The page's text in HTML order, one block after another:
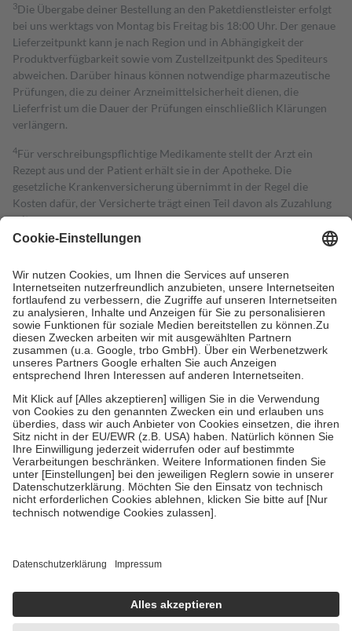
3Die Übergabe deiner Bestellung an den Paketdienstleister erfolgt
bei uns werktags von Montag bis Freitag bis 18:00 Uhr. Der genaue
Lieferzeitpunkt kann je nach Region und in Abhängigkeit der
Produktverfügbarkeit sowie vom Zustellzeitpunkt des Spediteurs
abweichen. Darüber hinaus können notwendige pharmazeutische
Prüfungen, die zu deiner Arzneimittelsicherheit dienen, die
Lieferfrist um die Dauer der Prüfungen einschließlich Klärungen
verlängern.
4Für verschreibungspflichtige Medikamente stellt der Arzt ein
Rezept aus und der Patient erhält sie in der Apotheke. Die
gesetzliche Krankenversicherung übernimmt in der Regel die
Kosten dafür, der Versicherte trägt einen Teil davon als Zuzahlung
mit.
Grundsätzlich leisten Mitglieder Zuzahlungen in Höhe von zehn
höchstens zehn Euro.
Es sind jedoch nie mehr als die tatsächlichen
Kosten der Leistung zu entrichten.
Diese Regeln gelten grundsätzlich auch für Online-Apotheken.
Bei Heilmitteln und häuslicher Krankenpflege beträgt die
Zuzahlung zehn Prozent der Kosten sowie zehn Euro je
Verordnung.
Um das Engagement der Versicherten für ihre eigene Gesundheit zu
stärken und die besondere Stellung der Familie zu unterstützen,
fallenkeine Zuzahlungenan bei:
• Kindern und Jugendlichen bis zum vollendeten 18. Lebensjahr
mit Ausnahme der Fahrkosten
• Untersuchungen zur Vorsorge und Früherkennung, die von der
GKV getragen werden
• empfohlenen Schutzimpfungen
• Harn- und Blutteststreifen
getroffen, um sicherzustellen, dass es sich um echte Bewertungen
https://help.etrusted.com/hc/de/articles/4419944605341
Einige Bilder und Inhalte wurden unter Zuhilfenahme künstlicher